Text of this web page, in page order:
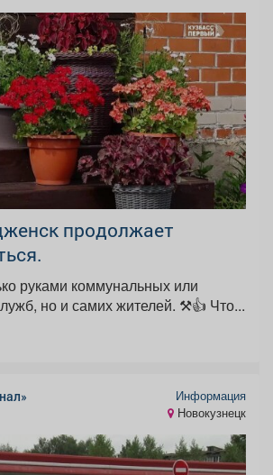
продолжает
руками коммунальных или
строительных служб, но и самих жителей. ⚒👍 Что...
Информация
Новокузнецк